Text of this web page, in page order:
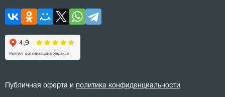
Публичная оферта и политика конфиденциальности